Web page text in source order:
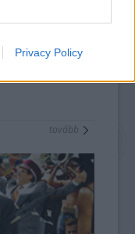
Privacy Policy
David O.
tovább